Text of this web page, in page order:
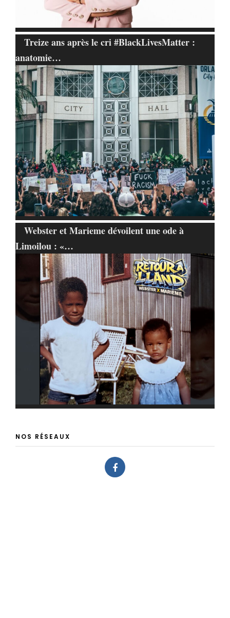
Treize ans après le cri #BlackLivesMatter :
anatomie…
Webster et Marieme dévoilent une ode à
Limoilou : «…
NOS RÉSEAUX